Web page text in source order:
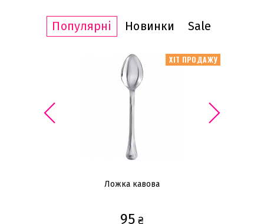
Популярні Новинки Sale
ХІТ ПРОДАЖУ
Ложка кавова
95 ₴